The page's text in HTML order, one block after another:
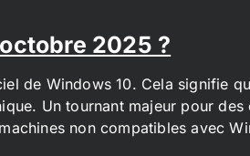
2025 ?
de Windows 10. Cela signifie
Un tournant majeur pour
non compatibles avec